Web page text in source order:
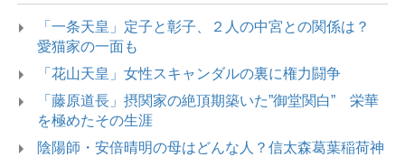
「一条天皇」定子と彰子、２人の中宮との関係は？
愛猫家の一面も
「花山天皇」女性スキャンダルの裏に権力闘争
「藤原道長」摂関家の絶頂期築いた”御堂関白” 栄華
を極めたその生涯
陰陽師・安倍晴明の母はどんな人？信太森葛葉稲荷神